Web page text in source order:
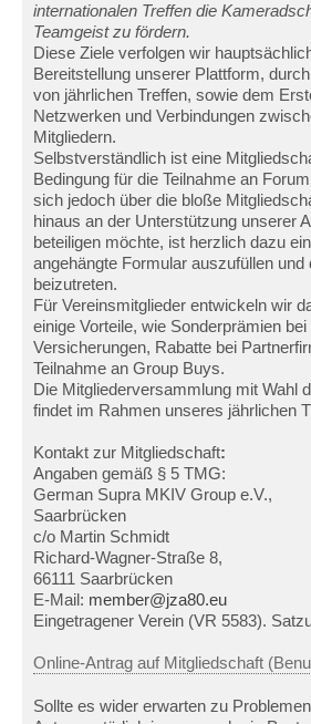
internationalen Treffen die
Teamgeist zu fördern.
Diese Ziele verfolgen wir
Bereitstellung unserer Plattform,
von jährlichen Treffen, sowie dem
Netzwerken und Verbindungen
Mitgliedern.
Selbstverständlich ist eine
Bedingung für die Teilnahme an
sich jedoch über die bloße
hinaus an der Unterstützung unserer
beteiligen möchte, ist herzlich dazu
angehängte Formular auszufüllen und
beizutreten.
Für Vereinsmitglieder entwickeln wir
einige Vorteile, wie Sonderprämien
Versicherungen, Rabatte bei
Teilnahme an Group Buys.
Die Mitgliederversammlung mit Wahl
findet im Rahmen unseres jährlichen
Kontakt zur Mitgliedschaft:
Angaben gemäß § 5 TMG:
German Supra MKIV Group e.V.,
Saarbrücken
c/o Martin Schmidt
Richard-Wagner-Straße 8,
66111 Saarbrücken
E-Mail: member@jza80.eu
Eingetragener Verein (VR 5583).
Online-Antrag auf Mitgliedschaft
Sollte es wider erwarten zu